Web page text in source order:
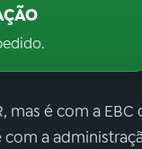
é com a
a